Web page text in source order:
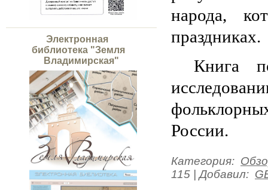
Электронная
библиотека "Земля
Владимирская"
народа,
праздниках.
Книга
России.
Категория:
115 |Добавил: